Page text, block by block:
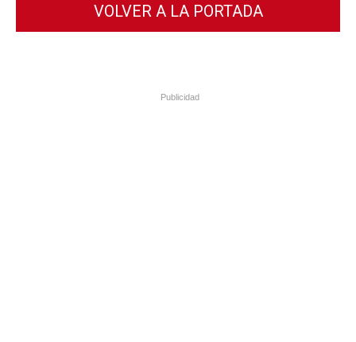
VOLVER A LA PORTADA
Publicidad